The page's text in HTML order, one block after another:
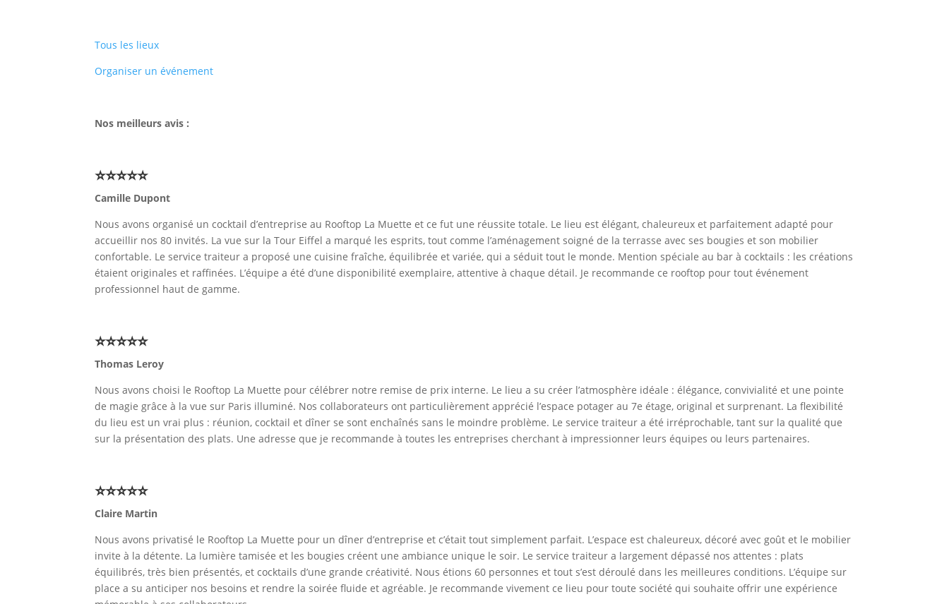
Tous les lieux
Organiser un événement
Nos meilleurs avis :
⭐⭐⭐⭐⭐
Camille Dupont
Nous avons organisé un cocktail d’entreprise au Rooftop La Muette et ce fut une réussite totale. Le lieu est élégant, chaleureux et parfaitement adapté pour
accueillir nos 80 invités. La vue sur la Tour Eiffel a marqué les esprits, tout comme l’aménagement soigné de la terrasse avec ses bougies et son mobilier
confortable. Le service traiteur a proposé une cuisine fraîche, équilibrée et variée, qui a séduit tout le monde. Mention spéciale au bar à cocktails : les créations
étaient originales et raffinées. L’équipe a été d’une disponibilité exemplaire, attentive à chaque détail. Je recommande ce rooftop pour tout événement
professionnel haut de gamme.
⭐⭐⭐⭐⭐
Thomas Leroy
Nous avons choisi le Rooftop La Muette pour célébrer notre remise de prix interne. Le lieu a su créer l’atmosphère idéale : élégance, convivialité et une pointe
de magie grâce à la vue sur Paris illuminé. Nos collaborateurs ont particulièrement apprécié l’espace potager au 7e étage, original et surprenant. La flexibilité
du lieu est un vrai plus : réunion, cocktail et dîner se sont enchaînés sans le moindre problème. Le service traiteur a été irréprochable, tant sur la qualité que
sur la présentation des plats. Une adresse que je recommande à toutes les entreprises cherchant à impressionner leurs équipes ou leurs partenaires.
⭐⭐⭐⭐⭐
Claire Martin
Nous avons privatisé le Rooftop La Muette pour un dîner d’entreprise et c’était tout simplement parfait. L’espace est chaleureux, décoré avec goût et le mobilier
invite à la détente. La lumière tamisée et les bougies créent une ambiance unique le soir. Le service traiteur a largement dépassé nos attentes : plats
équilibrés, très bien présentés, et cocktails d’une grande créativité. Nous étions 60 personnes et tout s’est déroulé dans les meilleures conditions. L’équipe sur
place a su anticiper nos besoins et rendre la soirée fluide et agréable. Je recommande vivement ce lieu pour toute société qui souhaite offrir une expérience